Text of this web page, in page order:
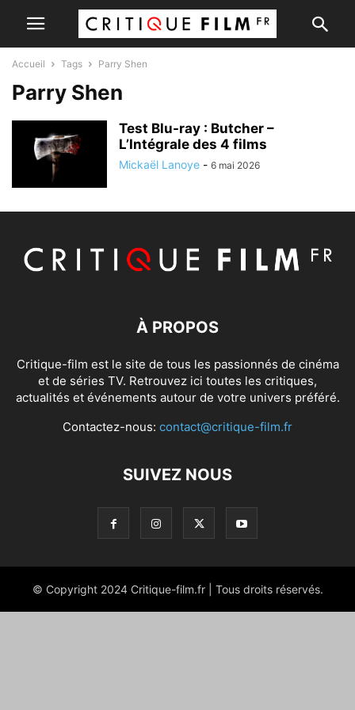
Accueil Tags Parry Shen
Parry Shen
Test Blu-ray : Butcher –
L’Intégrale des 4 films
Mickaël Lanoye - 6 mai 2026
À PROPOS
Critique-film est le site de tous les passionnés de cinéma
et de séries TV. Retrouvez ici toutes les critiques,
actualités et événements autour de votre univers préféré.
Contactez-nous: contact@critique-film.fr
SUIVEZ NOUS
© Copyright 2024 Critique-film.fr | Tous droits réservés.